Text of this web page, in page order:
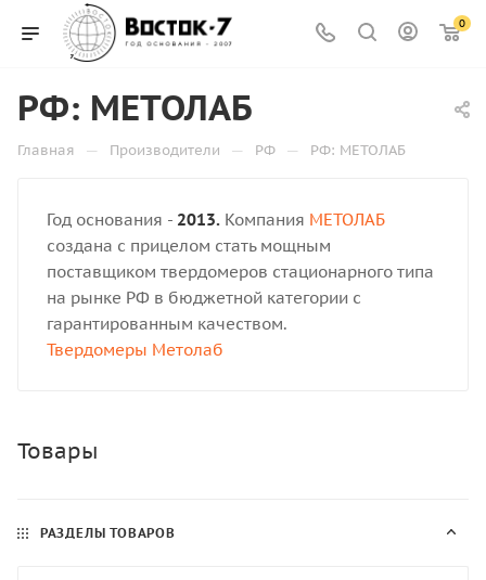
0
РФ: МЕТОЛАБ
Главная — Производители — РФ — РФ: МЕТОЛАБ
Год основания - 2013.Компания МЕТОЛАБ
создана с прицелом стать мощным
поставщиком твердомеров стационарного типа
на рынке РФ в бюджетной категории с
гарантированным качеством.
Твердомеры Метолаб
Товары
РАЗДЕЛЫ ТОВАРОВ